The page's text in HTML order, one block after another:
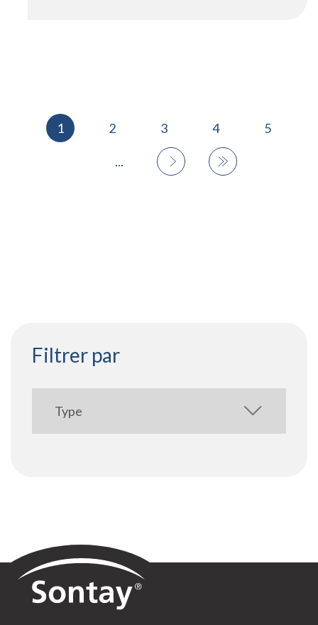
1 2 3 4 5
...
Filtrer par
Sontay